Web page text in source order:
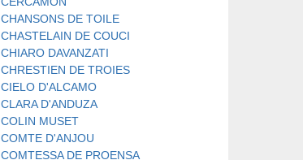
CHANSONS DE TOILE
CHASTELAIN DE COUCI
CHIARO DAVANZATI
CHRESTIEN DE TROIES
CIELO D'ALCAMO
CLARA D'ANDUZA
COLIN MUSET
COMTE D'ANJOU
COMTESSA DE PROENSA